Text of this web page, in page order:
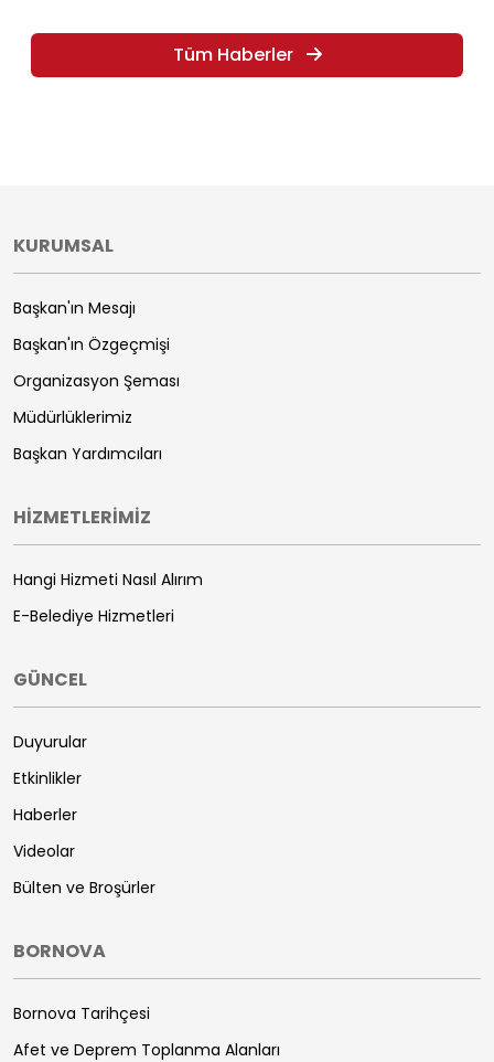
Tüm Haberler
KURUMSAL
Başkan'ın Mesajı
Başkan'ın Özgeçmişi
Organizasyon Şeması
Müdürlüklerimiz
Başkan Yardımcıları
HİZMETLERİMİZ
Hangi Hizmeti Nasıl Alırım
E-Belediye Hizmetleri
GÜNCEL
Duyurular
Etkinlikler
Haberler
Videolar
Bülten ve Broşürler
BORNOVA
Bornova Tarihçesi
Afet ve Deprem Toplanma Alanları